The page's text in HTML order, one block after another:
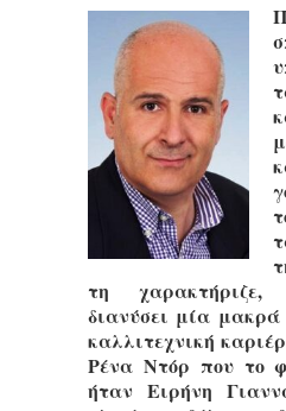
τη
διανύσει μία μακρά
καλλιτεχνική
Ρένα Ντόρ που το
ήταν Ειρήνη